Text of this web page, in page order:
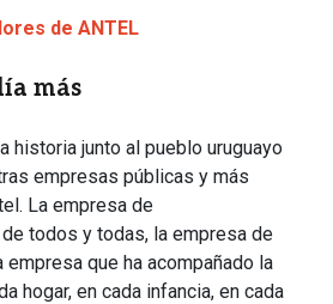
de ANTEL
más
historia junto al pueblo uruguayo
empresas públicas y más
La empresa de
todos y todas, la empresa de
que ha acompañado la
hogar, en cada infancia, en cada